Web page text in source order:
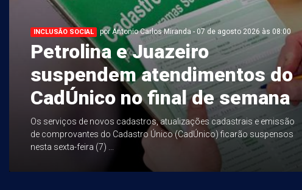
INCLUSÃO SOCIAL por Antonio Carlos Miranda - 07 de agosto 2026 às 08:00
Petrolina e Juazeiro
suspendem atendimentos do
CadÚnico no final de semana
Os serviços de novos cadastros, atualizações cadastrais e emissão
de comprovantes do Cadastro Único (CadÚnico) ficarão suspensos
nesta sexta-feira (7) ...